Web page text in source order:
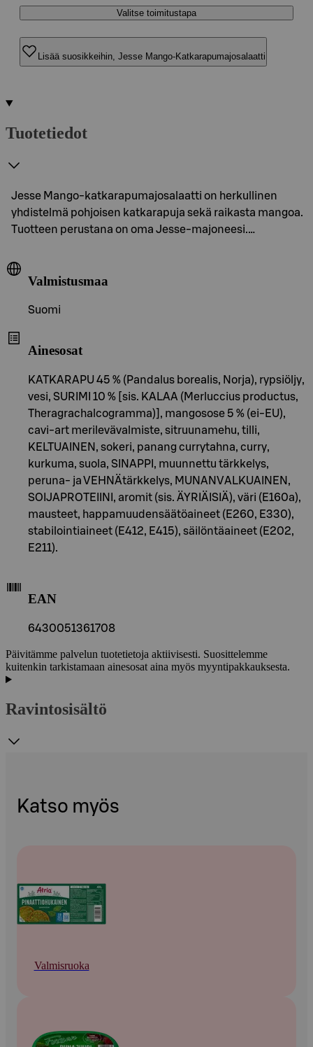
Valitse toimitustapa
Lisää suosikkeihin, Jesse Mango-Katkarapumajosalaatti
Tuotetiedot
Jesse Mango-katkarapumajosalaatti on herkullinen
yhdistelmä pohjoisen katkarapuja sekä raikasta mangoa.
Tuotteen perustana on oma Jesse-majoneesi.…
Valmistusmaa
Suomi
Ainesosat
KATKARAPU 45 % (Pandalus borealis, Norja), rypsiöljy,
vesi, SURIMI 10 % [sis. KALAA (Merluccius productus,
Theragrachalcogramma)], mangosose 5 % (ei-EU),
cavi-art merilevävalmiste, sitruunamehu, tilli,
KELTUAINEN, sokeri, panang currytahna, curry,
kurkuma, suola, SINAPPI, muunnettu tärkkelys,
peruna- ja VEHNÄtärkkelys, MUNANVALKUAINEN,
SOIJAPROTEIINI, aromit (sis. ÄYRIÄISIÄ), väri (E160a),
mausteet, happamuudensäätöaineet (E260, E330),
stabilointiaineet (E412, E415), säilöntäaineet (E202,
E211).
EAN
6430051361708
Päivitämme palvelun tuotetietoja aktiivisesti. Suosittelemme
kuitenkin tarkistamaan ainesosat aina myös myyntipakkauksesta.
Ravintosisältö
Katso myös
Valmisruoka